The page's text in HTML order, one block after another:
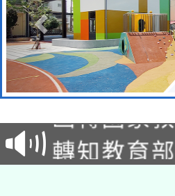
轉知教育
年度健康
函轉國家
原住民族
轉知教育